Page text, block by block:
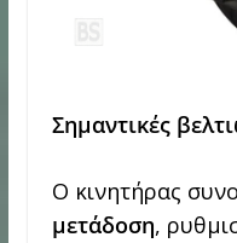
Σημαντικές
Ο κινητήρας
μετάδοση,